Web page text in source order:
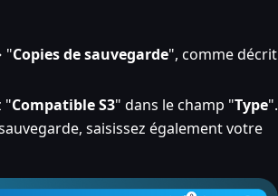
"Copies de sauvegarde", comme décrit
"Compatible S3" dans le champ "Type".
saisissez également votre